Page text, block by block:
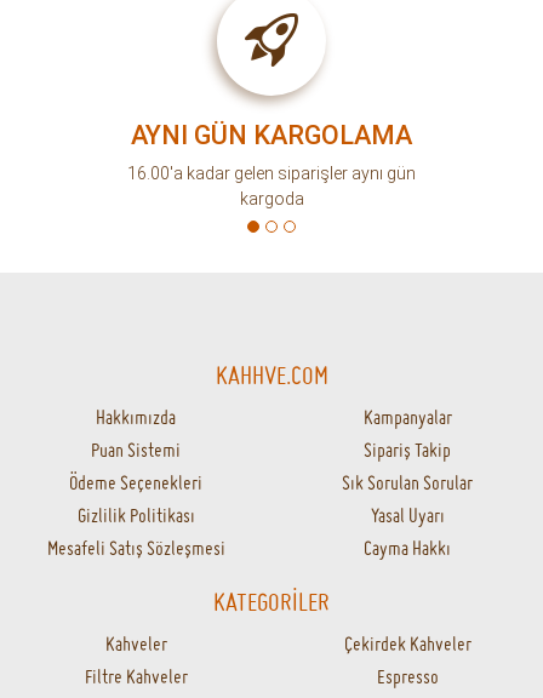
AYNI GÜN KARGOLAMA
16.00'a kadar gelen siparişler aynı gün
kargoda
KAHHVE.COM
Hakkımızda
Kampanyalar
Puan Sistemi
Sipariş Takip
Ödeme Seçenekleri
Sık Sorulan Sorular
Gizlilik Politikası
Yasal Uyarı
Mesafeli Satış Sözleşmesi
Cayma Hakkı
KATEGORİLER
Kahveler
Çekirdek Kahveler
Filtre Kahveler
Espresso